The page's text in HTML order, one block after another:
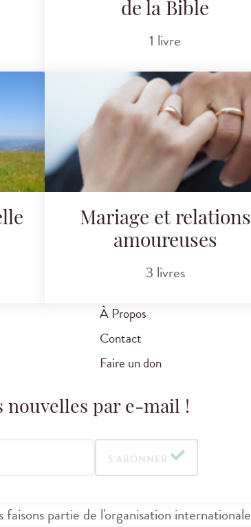
de la Bible
1 livre
Mariage et relations
amoureuses
3 livres
À Propos
Contact
Faire un don
nouvelles par e-mail !
S'ABONNER
faisons partie de l'organisation internationale